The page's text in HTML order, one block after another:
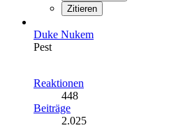
Zitieren
Duke Nukem
Pest
Reaktionen
448
Beiträge
2.025